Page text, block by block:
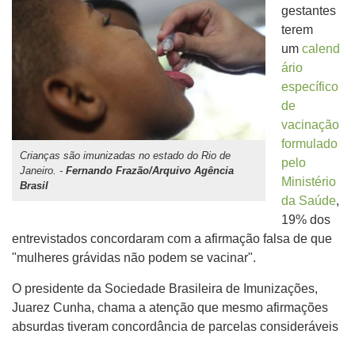
Crianças são imunizadas no estado do Rio de
Janeiro. - Fernando Frazão/Arquivo Agência
Brasil
gestantes
terem
um calend
ário
específico
de
vacinação
formulado
pelo
Ministério
da Saúde,
19% dos
entrevistados concordaram com a afirmação falsa de que
"mulheres grávidas não podem se vacinar".
O presidente da Sociedade Brasileira de Imunizações,
Juarez Cunha, chama a atenção que mesmo afirmações
absurdas tiveram concordância de parcelas consideráveis